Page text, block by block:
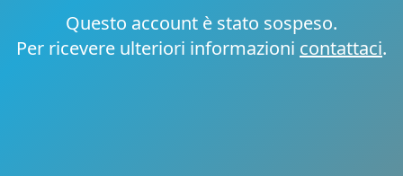
Questo account è stato sospeso.
Per ricevere ulteriori informazioni contattaci.